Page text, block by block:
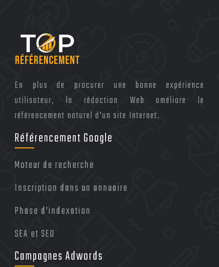
En plus de procurer une bonne expérience
utilisateur, la rédaction Web améliore le
référencement naturel d’un site Internet.
Référencement Google
Moteur de recherche
Inscription dans un annuaire
Phase d’indexation
SEA et SEO
Campagnes Adwords